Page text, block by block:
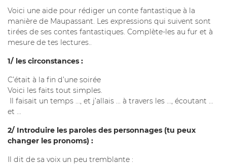
Voici une aide pour rédiger un conte fantastique à la
manière de Maupassant. Les expressions qui suivent sont
tirées de ses contes fantastiques. Complète-les au fur et à
mesure de tes lectures..
1/ les circonstances :
C’était à la fin d’une soirée
Voici les faits tout simples.
Il faisait un temps ..., et j’allais ... à travers les ..., écoutant ...
et ...
2/ Introduire les paroles des personnages (tu peux
changer les pronoms) :
Il dit de sa voix un peu tremblante :